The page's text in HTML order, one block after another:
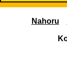
Nahoru